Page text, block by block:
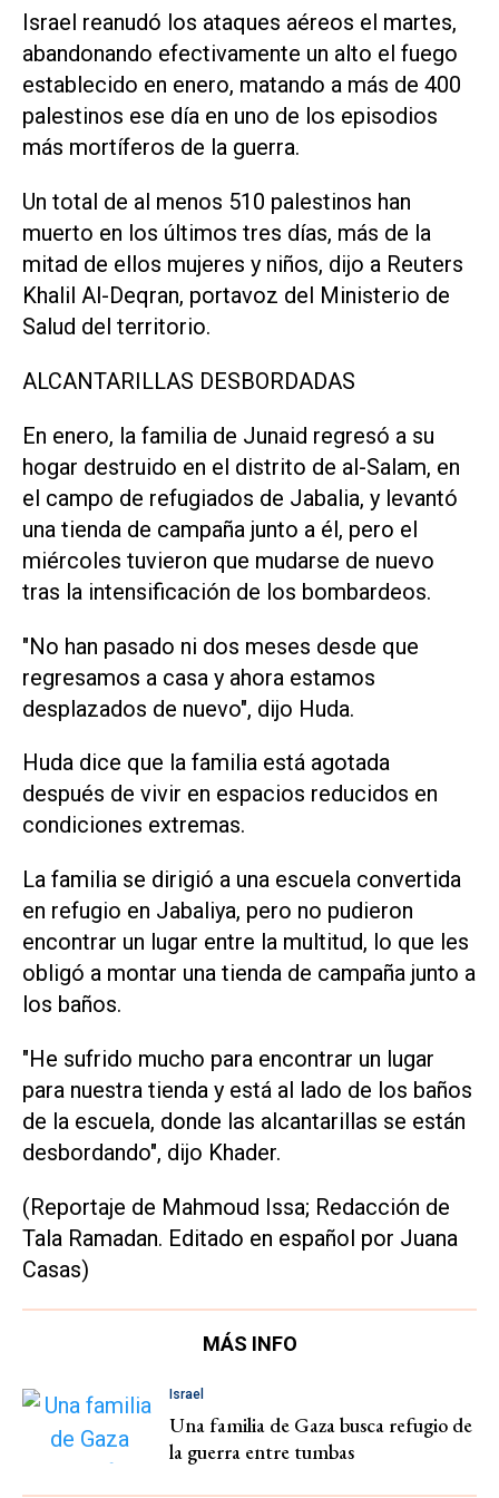
Israel reanudó los ataques aéreos el martes,
abandonando efectivamente un alto el fuego
establecido en enero, matando a más de 400
palestinos ese día en uno de los episodios
más mortíferos de la guerra.
Un total de al menos 510 palestinos han
muerto en los últimos tres días, más de la
mitad de ellos mujeres y niños, dijo a Reuters
Khalil Al-Deqran, portavoz del Ministerio de
Salud del territorio.
ALCANTARILLAS DESBORDADAS
En enero, la familia de Junaid regresó a su
hogar destruido en el distrito de al-Salam, en
el campo de refugiados de Jabalia, y levantó
una tienda de campaña junto a él, pero el
miércoles tuvieron que mudarse de nuevo
tras la intensificación de los bombardeos.
"No han pasado ni dos meses desde que
regresamos a casa y ahora estamos
desplazados de nuevo", dijo Huda.
Huda dice que la familia está agotada
después de vivir en espacios reducidos en
condiciones extremas.
La familia se dirigió a una escuela convertida
en refugio en Jabaliya, pero no pudieron
encontrar un lugar entre la multitud, lo que les
obligó a montar una tienda de campaña junto a
los baños.
"He sufrido mucho para encontrar un lugar
para nuestra tienda y está al lado de los baños
de la escuela, donde las alcantarillas se están
desbordando", dijo Khader.
(Reportaje de Mahmoud Issa; Redacción de
Tala Ramadan. Editado en español por Juana
Casas)
MÁS INFO
Israel
Una familia de Gaza busca refugio de
la guerra entre tumbas